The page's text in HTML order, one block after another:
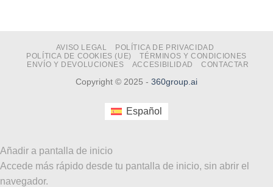
AVISO LEGAL
POLÍTICA DE PRIVACIDAD
POLÍTICA DE COOKIES (UE)
TÉRMINOS Y CONDICIONES
ENVÍO Y DEVOLUCIONES
ACCESIBILIDAD CONTACTAR
Copyright © 2025 - 360group.ai
Español
Añadir a pantalla de inicio
Accede más rápido desde tu pantalla de inicio, sin abrir el
navegador.